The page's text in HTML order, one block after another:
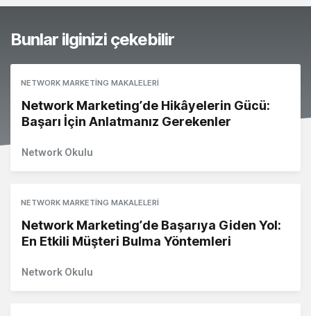
Bunlar ilginizi çekebilir
NETWORK MARKETING MAKALELERI
Network Marketing’de Hikâyelerin Gücü:
Başarı İçin Anlatmanız Gerekenler
Network Okulu
NETWORK MARKETING MAKALELERI
Network Marketing’de Başarıya Giden Yol:
En Etkili Müşteri Bulma Yöntemleri
Network Okulu